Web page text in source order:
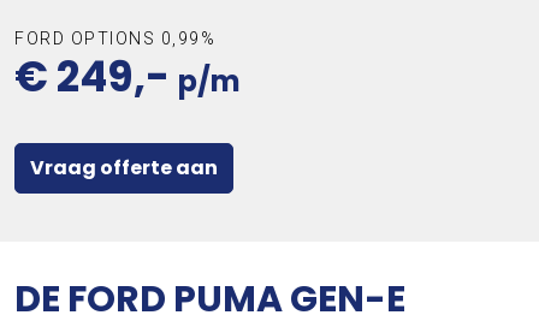
FORD OPTIONS 0,99%
€ 249,- p/m
Vraag offerte aan
DE FORD PUMA GEN-E